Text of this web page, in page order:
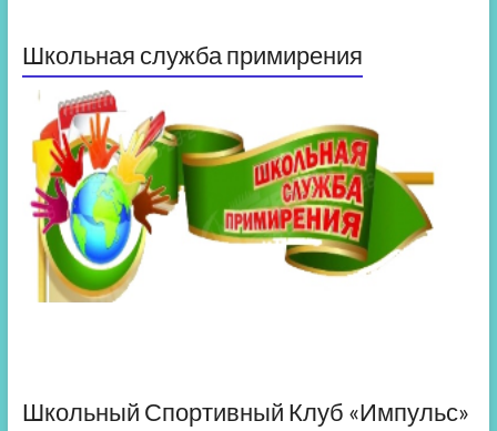
Школьная служба примирения
Школьный Спортивный Клуб «Импульс»